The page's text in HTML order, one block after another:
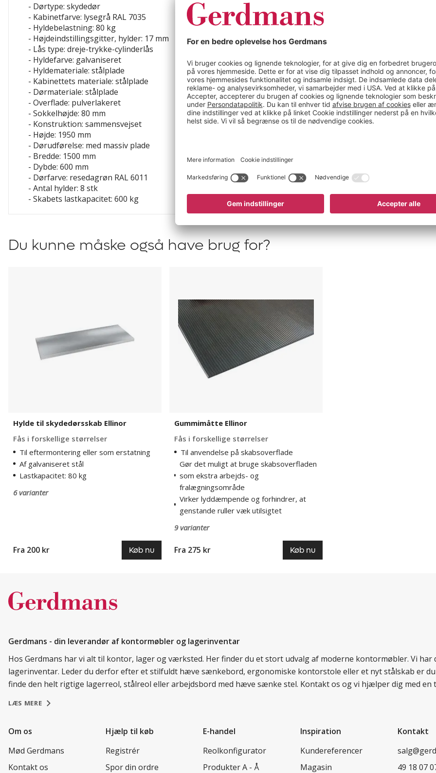
- Dørtype: skydedør
- Kabinetfarve: lysegrå RAL 7035
- Hyldebelastning: 80 kg
- Højdeindstillingsgitter, hylder: 17 mm
- Lås type: dreje-trykke-cylinderlås
- Hyldefarve: galvaniseret
- Hyldemateriale: stålplade
- Kabinettets materiale: stålplade
- Dørmateriale: stålplade
- Overflade: pulverlakeret
- Sokkelhøjde: 80 mm
- Konstruktion: sammensvejset
- Højde: 1950 mm
- Dørudførelse: med massiv plade
- Bredde: 1500 mm
- Dybde: 600 mm
- Dørfarve: resedagrøn RAL 6011
- Antal hylder: 8 stk
- Skabets lastkapacitet: 600 kg
Du kunne måske også have brug for?
Hylde til skydedørsskab Ellinor
Fås i forskellige størrelser
Til eftermontering eller som erstatning
Af galvaniseret stål
Lastkapacitet: 80 kg
6 varianter
Fra 200 kr Køb nu
Gummimåtte Ellinor
Fås i forskellige størrelser
Til anvendelse på skabsoverflade
Gør det muligt at bruge skabsoverfladen
som ekstra arbejds- og
fralægningsområde
Virker lyddæmpende og forhindrer, at
genstande ruller væk utilsigtet
9 varianter
Fra 275 kr Køb nu
Gerdmans - din leverandør af kontormøbler og lagerinventar
Hos Gerdmans har vi alt til kontor, lager og værksted. Her finder du et stort udvalg af moderne kontormøbler. Vi
lagerinventar. Leder du derfor efter et stilfuldt hæve sænkebord, ergonomiske kontorstole eller et nyt stålskab er
finde den helt rigtige lagerreol, stålreol eller arbejdsbord med hæve sænke stel. Kontakt os og vi hjælper dig med en
LÆS MERE
Om os
Mød Gerdmans
Kontakt os
Hjælp til køb
Registrér
Spor din ordre
E-handel
Reolkonfigurator
Produkter A - Å
Inspiration
Kundereferencer
Magasin
Kontakt
49 18 07